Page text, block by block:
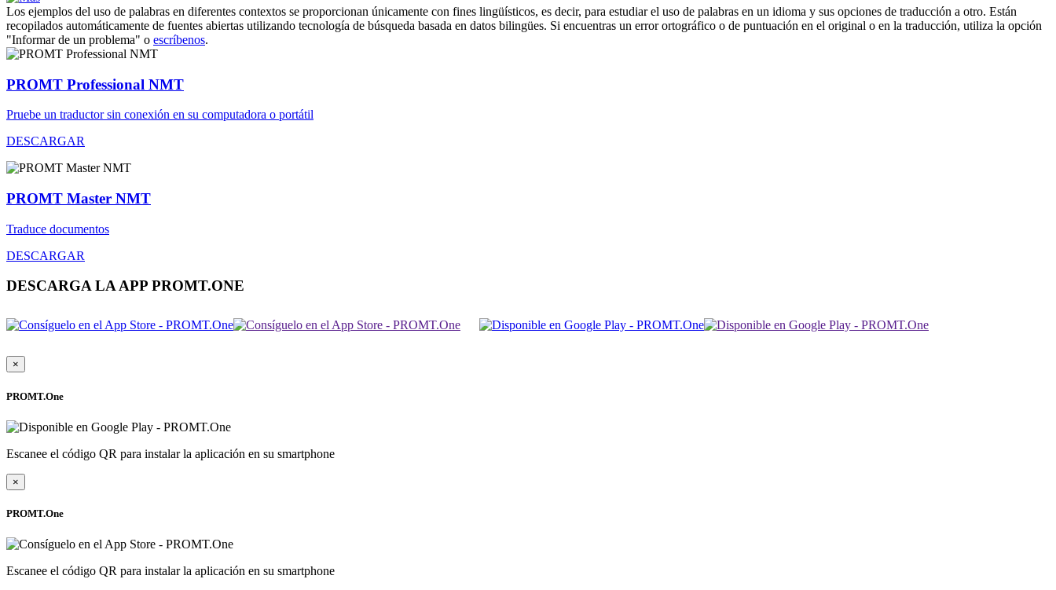
Los ejemplos del uso de palabras en diferentes contextos se proporcionan únicamente con fines lingüísticos, es decir, para estudiar el uso de palabras en un idioma y sus opciones de traducción a otro. Están
recopilados automáticamente de fuentes abiertas utilizando tecnología de búsqueda basada en datos bilingües. Si encuentras un error ortográfico o de puntuación en el original o en la traducción, utiliza la opción
"Informar de un problema" o escríbenos.
PROMT Professional NMT
Pruebe un traductor sin conexión en su computadora o portátil
DESCARGAR
PROMT Master NMT
Traduce documentos
DESCARGAR
DESCARGA LA APP PROMT.ONE
×
PROMT.One
Escanee el código QR para instalar la aplicación en su smartphone
×
PROMT.One
Escanee el código QR para instalar la aplicación en su smartphone